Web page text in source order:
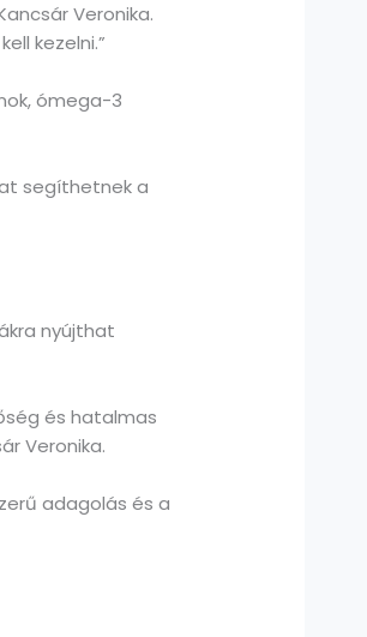
Veronika.
kezelni.”
ómega-3
segíthetnek a
nyújthat
és hatalmas
Veronika.
adagolás és a